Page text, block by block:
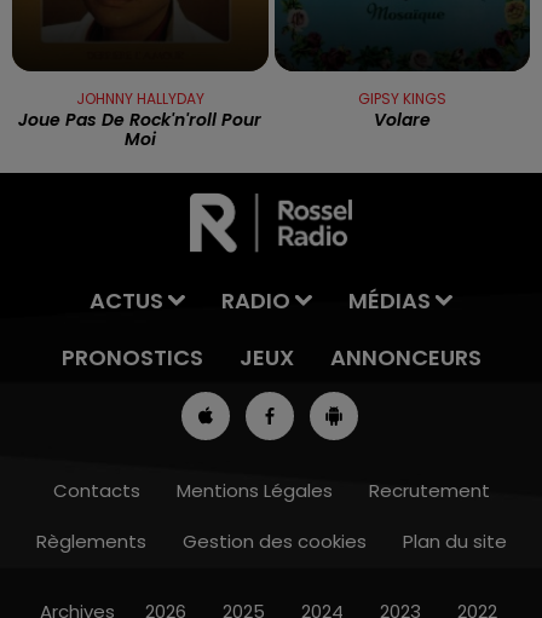
7h00 - 10h00
JOHNNY HALLYDAY
Joue Pas De Rock'n'roll Pour
Moi
GIPSY KINGS
Volare
ACTUS RADIO
MÉDIAS
PRONOSTICS
JEUX ANNONCEURS
Contacts Mentions Légales
Recrutement
Règlements
Gestion des cookies Plan du site
Archives 2026 2025 2024 2023 2022